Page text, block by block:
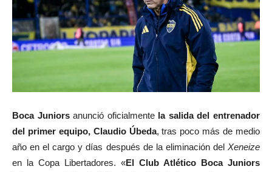
Boca Juniorsanunció oficialmente la salida del entrenador
del primer equipo, Claudio Úbeda, tras poco más de medio
año en el cargo y días después de la eliminación del Xeneize
en la Copa Libertadores. «El Club Atlético Boca Juniors